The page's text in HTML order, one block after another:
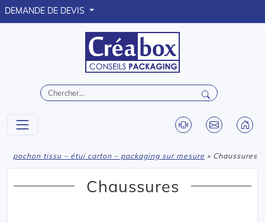
DEMANDE DE DEVIS
pochon tissu – étui carton – packaging sur mesure » Chaussures
Chaussures